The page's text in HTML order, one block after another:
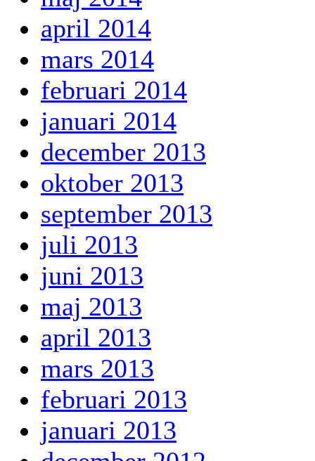
april 2014
mars 2014
februari 2014
januari 2014
december 2013
oktober 2013
september 2013
juli 2013
juni 2013
maj 2013
april 2013
mars 2013
februari 2013
januari 2013